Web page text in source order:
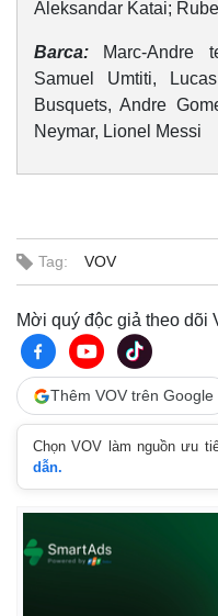
Kinh tế
Bất động sản
Aleksandar Katai;
Barca: Marc-Andre
Samuel Umtiti,
Busquets, Andre
Neymar, Lionel Messi
Tag: VOV
Mời quý độc giả theo dõi
Thêm VOV trên Google
Chọn VOV làm nguồn ưu
dẫn.